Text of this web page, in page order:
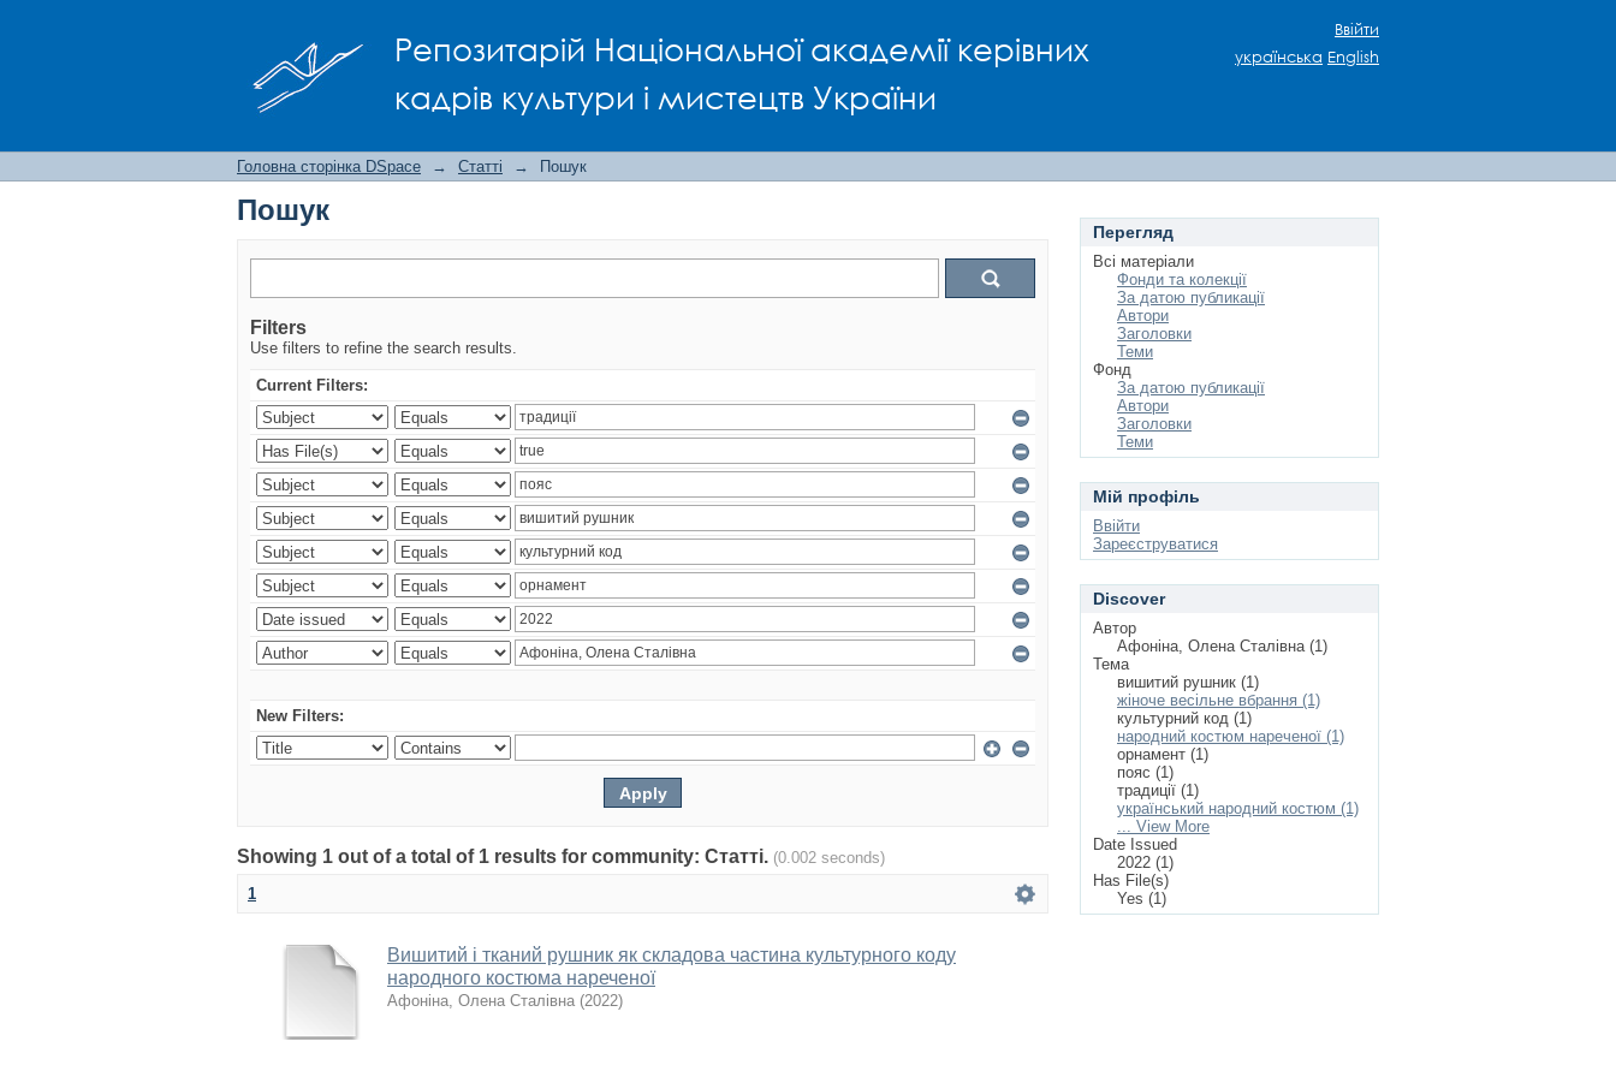
Репозитарій Національної академії керівних
кадрів культури і мистецтв України
Ввійти
українська English
Головна сторінка DSpace → Статті → Пошук
Пошук
Filters
Use filters to refine the search results.
Current Filters:
New Filters:
Showing 1 out of a total of 1 results for community: Статті. (0.002 seconds)
1
Вишитий і тканий рушник як складова частина культурного коду
народного костюма нареченої
Афоніна, Олена Сталівна (2022)
Перегляд
Всі матеріали
Фонди та колекції
За датою публикації
Автори
Заголовки
Теми
Фонд
За датою публикації
Автори
Заголовки
Теми
Мій профіль
Ввійти
Зареєструватися
Discover
Автор
Афоніна, Олена Сталівна (1)
Тема
вишитий рушник (1)
жіноче весільне вбрання (1)
культурний код (1)
народний костюм нареченої (1)
орнамент (1)
пояс (1)
традиції (1)
український народний костюм (1)
... View More
Date Issued
2022 (1)
Has File(s)
Yes (1)